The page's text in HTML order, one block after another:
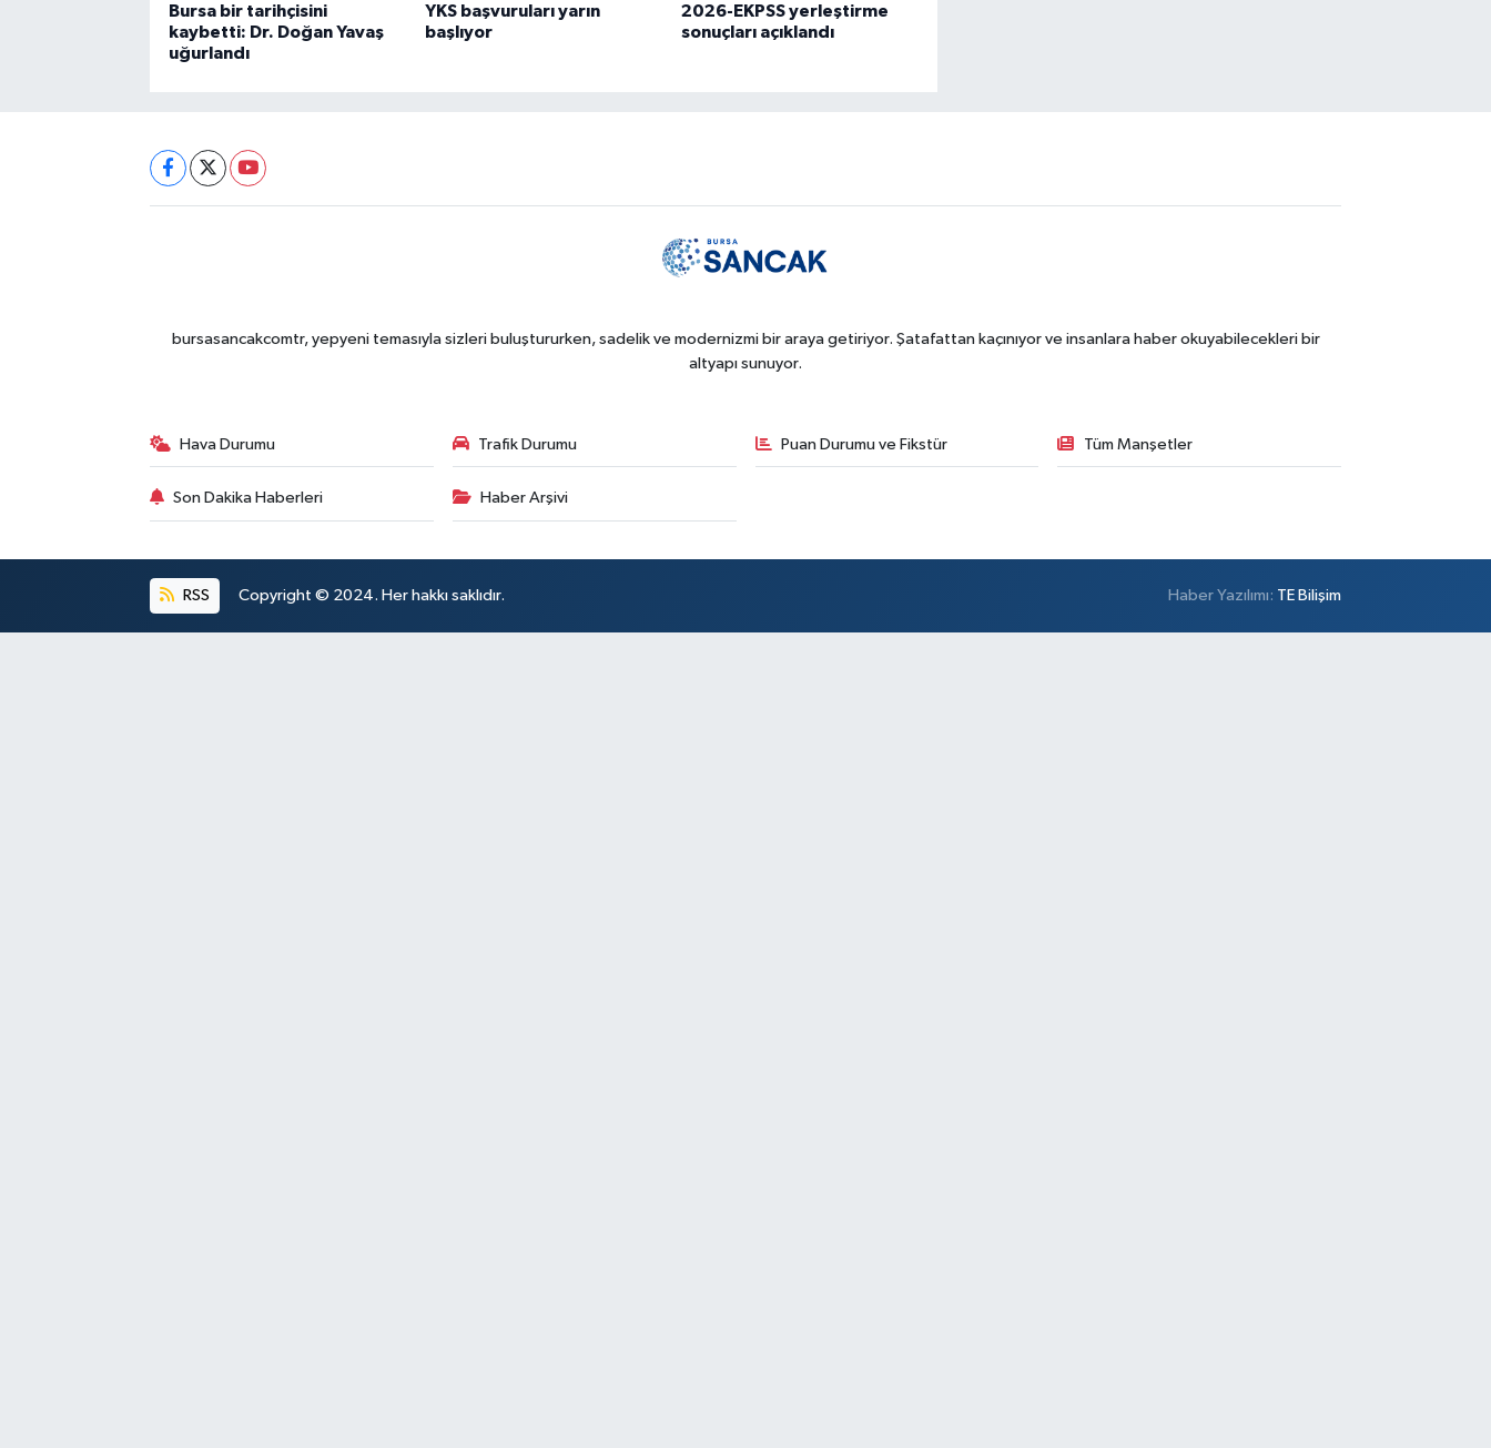
Bursa bir tarihçisini
kaybetti: Dr. Doğan Yavaş
uğurlandı
YKS başvuruları yarın
başlıyor
2026-EKPSS yerleştirme
sonuçları açıklandı
bursasancakcomtr, yepyeni temasıyla sizleri buluştururken, sadelik ve modernizmi bir araya getiriyor. Şatafattan kaçınıyor ve insanlara haber okuyabilecekleri bir
altyapı sunuyor.
Hava Durumu Trafik Durumu Puan Durumu ve Fikstür Tüm Manşetler
Son Dakika Haberleri Haber Arşivi
RSS Copyright © 2024. Her hakkı saklıdır. Haber Yazılımı: TE Bilişim